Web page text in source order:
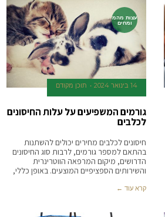
עצות מהמ
ומחים
14 בינואר 2024 תוכן מקודם
גורמים המשפיעים על עלות החיסונים
לכלבים
חיסונים לכלבים מחירים יכולים להשתנות
בהתאם למספר גורמים, לרבות סוג החיסונים
הדרושים, מיקום המרפאה הווטרינרית
והשירותים הספציפיים המוצעים. באופן כללי,
קרא עוד ←